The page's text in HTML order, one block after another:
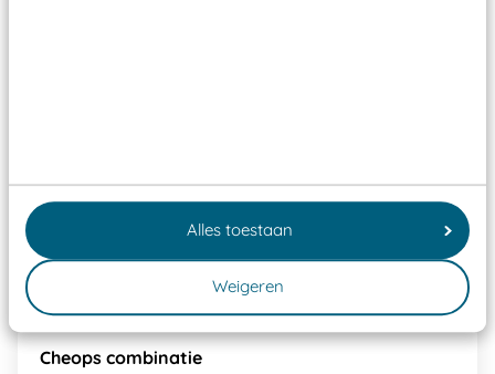
Alles toestaan
Weigeren
Cheops combinatie